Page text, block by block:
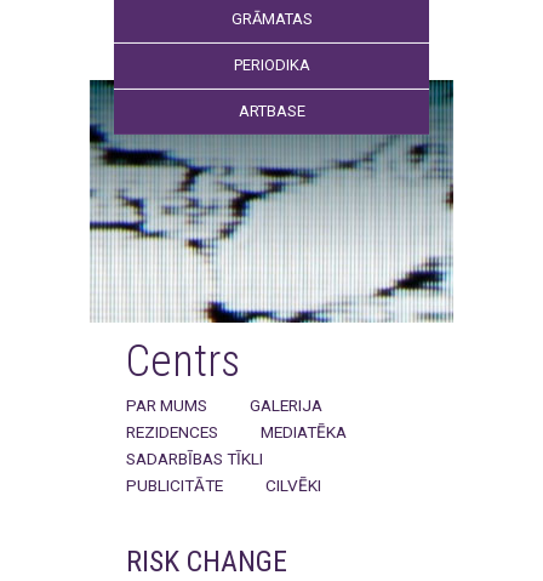
GRĀMATAS
PERIODIKA
ARTBASE
Centrs
PAR MUMS
GALERIJA
REZIDENCES
MEDIATĒKA
SADARBĪBAS TĪKLI
PUBLICITĀTE
CILVĒKI
RISK CHANGE